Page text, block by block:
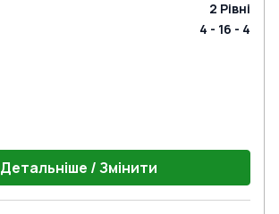
2 Рівні
4 - 16 - 4
Детальніше / Змінити